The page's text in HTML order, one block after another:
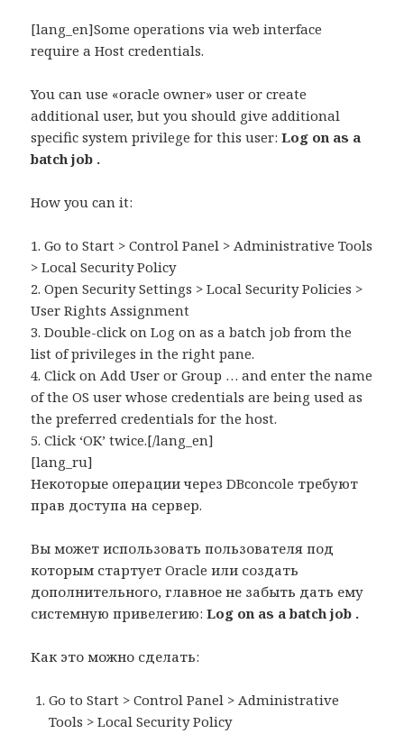
[lang_en]Some operations via web interface
require a Host credentials.
You can use «oracle owner» user or create
additional user, but you should give additional
specific system privilege for this user:Log on as a
batch job .
How you can it:
1. Go to Start > Control Panel > Administrative Tools
> Local Security Policy
2. Open Security Settings > Local Security Policies >
User Rights Assignment
3. Double-click on Log on as a batch job from the
list of privileges in the right pane.
4. Click on Add User or Group … and enter the name
of the OS user whose credentials are being used as
the preferred credentials for the host.
5. Click ‘OK’ twice.[/lang_en]
[lang_ru]
Некоторые операции через DBconcole требуют
прав доступа на сервер.
Вы может использовать пользователя под
которым стартует Oracle или создать
дополнительного, главное не забыть дать ему
системную привелегию:Log on as a batch job .
Как это можно сделать:
Go to Start > Control Panel > Administrative
Tools > Local Security Policy